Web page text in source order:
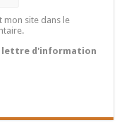
mon site dans le
lettre d'information